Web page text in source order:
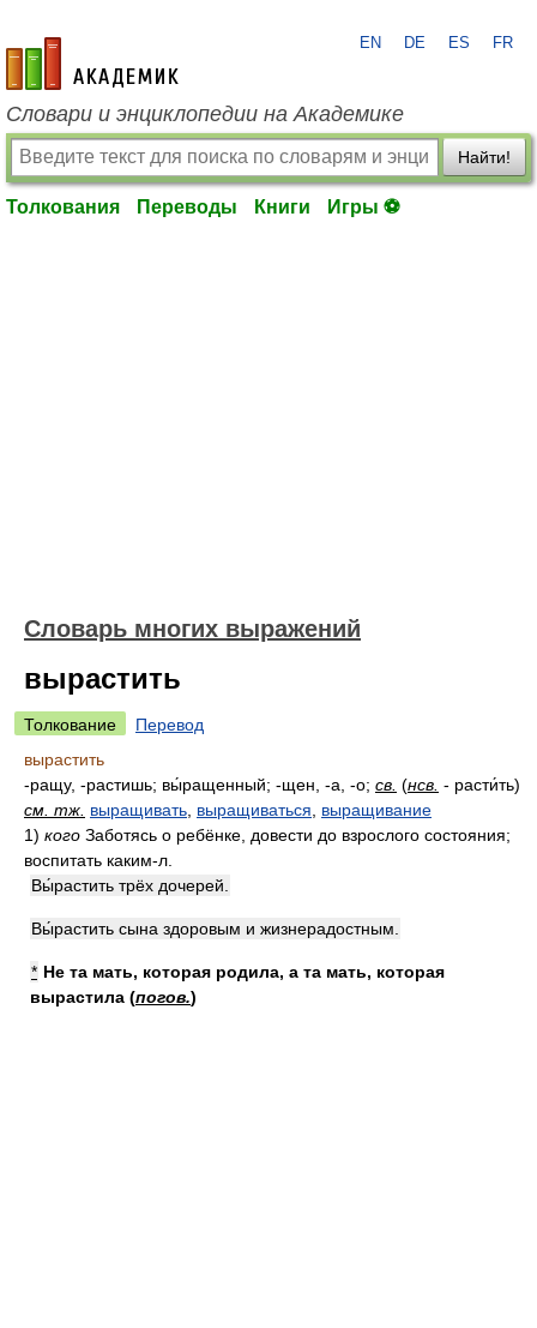
academic.ru
EN DE ES FR
Словари и энциклопедии на Академике
Найти!
Толкования Переводы Книги Игры ⚽
Словарь многих выражений
вырастить
Толкование
Перевод
вырастить
-ращу, -растишь; вы́ращенный; -щен, -а, -о; св. (нсв. - расти́ть)
см. тж. выращивать выращиваться
выращивание
1) кого Заботясь о ребёнке, довести до взрослого состояния;
воспитать каким-л.
Вы́растить трёх дочерей.
Вы́растить сына здоровым и жизнерадостным.
* Не та мать, которая родила, а та мать, которая
вырастила (погов.)